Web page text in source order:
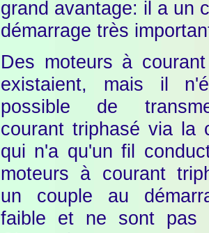
grand avantage: il a un
démarrage très
Des moteurs à
existaient, mais il
possible de
courant triphasé via la
qui n'a qu'un fil
moteurs à courant
un couple au
faible et ne sont pas